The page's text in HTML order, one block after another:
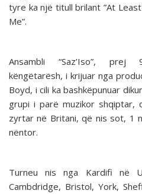
tyre ka një titull brilant ”At
Me”.
Ansambli “Saz’Iso”,
këngëtarësh, i krijuar nga
Boyd, i cili ka bashkëpunuar
grupi i parë muzikor
zyrtar në Britani, që nis sot, 1
nëntor.
Turneu nis nga Kardifi në
Cambdridge, Bristol, York,